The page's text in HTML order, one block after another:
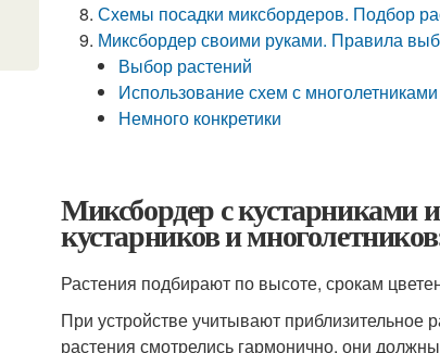
Схемы посадки миксбордеров. Подбор
Миксбордер своими руками. Правила
Выбор растений
Использование схем с многолетниками
Немного конкретики
Миксбордер с кустарниками
кустарников и
Растения подбирают по высоте, срокам
При устройстве учитывают приблизительное
растения смотрелись гармонично, они